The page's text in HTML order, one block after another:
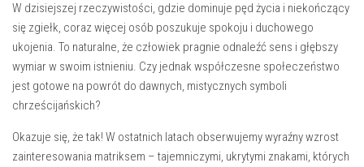
W dzisiejszej rzeczywistości, gdzie dominuje ⁢pęd życia i niekończący
się zgiełk, ⁣coraz ​więcej osób⁢ poszukuje spokoju‍ i duchowego
ukojenia. To naturalne, że‍ człowiek pragnie odnaleźć sens i głębszy
wymiar w swoim istnieniu. Czy⁤ jednak współczesne społeczeństwo
‍jest gotowe ⁣na powrót do dawnych, mistycznych symboli
chrześcijańskich?
Okazuje ⁤się, że tak! W ostatnich latach obserwujemy‌ wyraźny wzrost
zainteresowania ‌matriksem – ⁣tajemniczymi, ukrytymi znakami, których